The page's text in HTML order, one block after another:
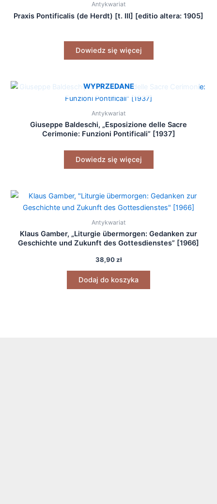
Antykwariat
Praxis Pontificalis (de Herdt) [t. III] [editio altera: 1905]
Dowiedz się więcej
WYPRZEDANE
Antykwariat
Giuseppe Baldeschi, „Esposizione delle Sacre
Cerimonie: Funzioni Pontificali” [1937]
Dowiedz się więcej
Antykwariat
Klaus Gamber, „Liturgie übermorgen: Gedanken zur
Geschichte und Zukunft des Gottesdienstes” [1966]
38,90zł
Dodaj do koszyka